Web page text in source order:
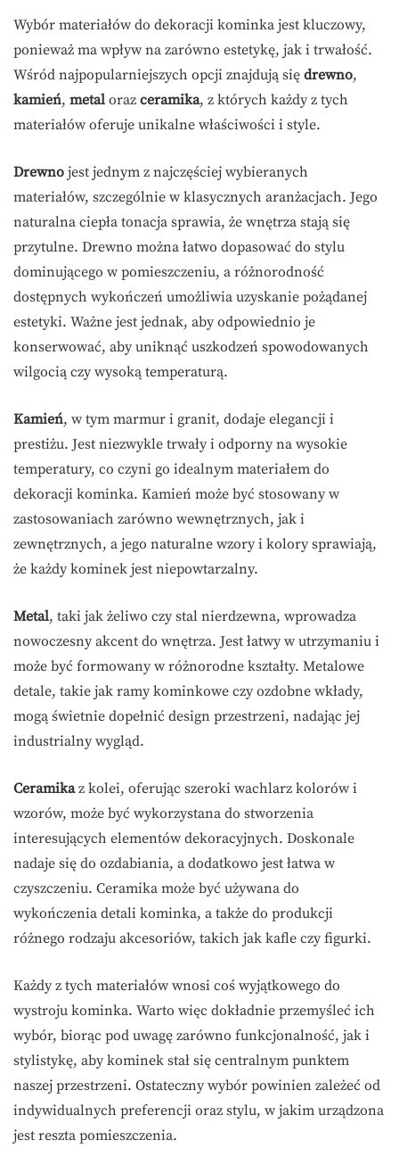
Wybór materiałów do dekoracji kominka jest kluczowy,
ponieważ ma wpływ na zarówno estetykę, jak i trwałość.
Wśród najpopularniejszych opcji znajdują się drewno,
kamień, metal oraz ceramika, z których każdy z tych
materiałów oferuje unikalne właściwości i style.
Drewno jest jednym z najczęściej wybieranych
materiałów, szczególnie w klasycznych aranżacjach. Jego
naturalna ciepła tonacja sprawia, że wnętrza stają się
przytulne. Drewno można łatwo dopasować do stylu
dominującego w pomieszczeniu, a różnorodność
dostępnych wykończeń umożliwia uzyskanie pożądanej
estetyki. Ważne jest jednak, aby odpowiednio je
konserwować, aby uniknąć uszkodzeń spowodowanych
wilgocią czy wysoką temperaturą.
Kamień, w tym marmur i granit, dodaje elegancji i
prestiżu. Jest niezwykle trwały i odporny na wysokie
temperatury, co czyni go idealnym materiałem do
dekoracji kominka. Kamień może być stosowany w
zastosowaniach zarówno wewnętrznych, jak i
zewnętrznych, a jego naturalne wzory i kolory sprawiają,
że każdy kominek jest niepowtarzalny.
Metal, taki jak żeliwo czy stal nierdzewna, wprowadza
nowoczesny akcent do wnętrza. Jest łatwy w utrzymaniu i
może być formowany w różnorodne kształty. Metalowe
detale, takie jak ramy kominkowe czy ozdobne wkłady,
mogą świetnie dopełnić design przestrzeni, nadając jej
industrialny wygląd.
Ceramikaz kolei, oferując szeroki wachlarz kolorów i
wzorów, może być wykorzystana do stworzenia
interesujących elementów dekoracyjnych. Doskonale
nadaje się do ozdabiania, a dodatkowo jest łatwa w
czyszczeniu. Ceramika może być używana do
wykończenia detali kominka, a także do produkcji
różnego rodzaju akcesoriów, takich jak kafle czy figurki.
Każdy z tych materiałów wnosi coś wyjątkowego do
wystroju kominka. Warto więc dokładnie przemyśleć ich
wybór, biorąc pod uwagę zarówno funkcjonalność, jak i
stylistykę, aby kominek stał się centralnym punktem
naszej przestrzeni. Ostateczny wybór powinien zależeć od
indywidualnych preferencji oraz stylu, w jakim urządzona
jest reszta pomieszczenia.